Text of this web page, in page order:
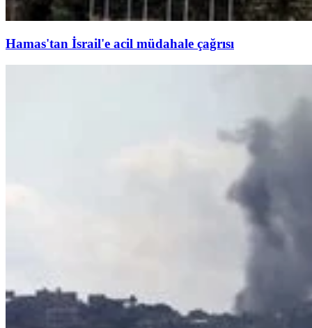
Hamas'tan İsrail'e acil müdahale çağrısı